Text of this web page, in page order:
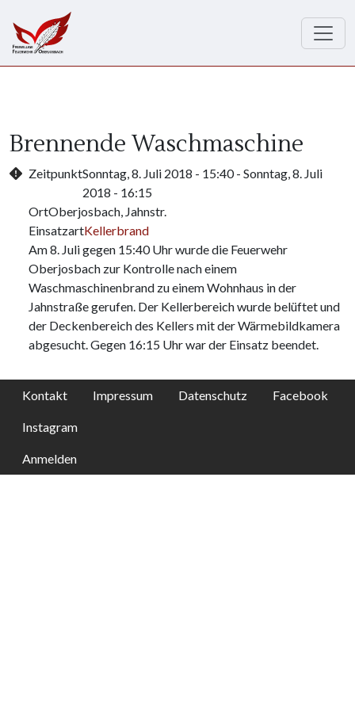
Brennende Waschmaschine
ZeitpunktSonntag, 8. Juli 2018 - 15:40- Sonntag, 8. Juli
2018 - 16:15
OrtOberjosbach, Jahnstr.
EinsatzartKellerbrand
Am 8. Juli gegen 15:40 Uhr wurde die Feuerwehr
Oberjosbach zur Kontrolle nach einem
Waschmaschinenbrand zu einem Wohnhaus in der
Jahnstraße gerufen. Der Kellerbereich wurde belüftet und
der Deckenbereich des Kellers mit der Wärmebildkamera
abgesucht. Gegen 16:15 Uhr war der Einsatz beendet.
Kontakt Impressum Datenschutz Facebook
Instagram
Anmelden